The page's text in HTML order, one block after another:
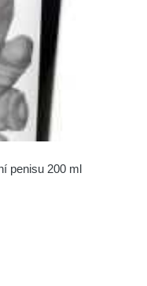
penisu 200 ml